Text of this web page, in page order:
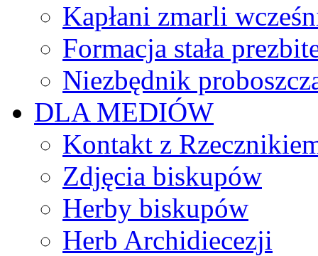
Kapłani zmarli
Formacja stała
Niezbędnik
DLA MEDIÓW
Kontakt z
Zdjęcia biskupów
Herby biskupów
Herb Archidiecezji